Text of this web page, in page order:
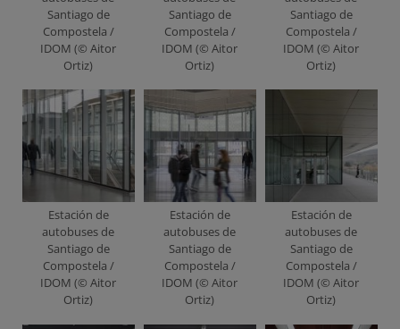
Santiago de
Compostela /
IDOM (© Aitor
Ortiz)
Santiago de
Compostela /
IDOM (© Aitor
Ortiz)
Santiago de
Compostela /
IDOM (© Aitor
Ortiz)
Estación de
autobuses de
Santiago de
Compostela /
IDOM (© Aitor
Ortiz)
Estación de
autobuses de
Santiago de
Compostela /
IDOM (© Aitor
Ortiz)
Estación de
autobuses de
Santiago de
Compostela /
IDOM (© Aitor
Ortiz)